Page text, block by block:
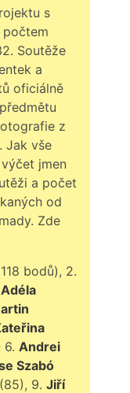
s
počtem
Soutěže
a
oficiálně
z
Jak vše
jmen
a počet
od
Zde
bodů), 2.
Adéla
6. Andrei
Szabó
(85), 9.Jiří